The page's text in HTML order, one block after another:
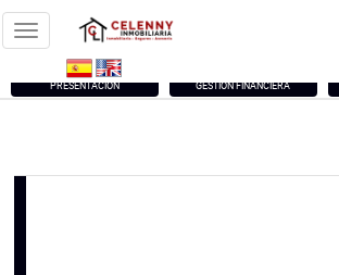
PRESENTACIÓN GESTIÓN FINANCIERA